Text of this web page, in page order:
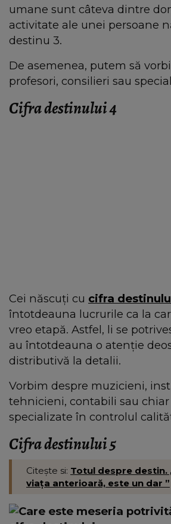
umane sunt câteva dintre
activitate ale unei persoane
destinu 3.
De asemenea, putem să
profesori, consilieri sau
Cifra destinului 4
Cei născuți cu cifra
întotdeauna lucrurile ca la
vreo etapă. Astfel, li se
au întotdeauna o atenție
distributivă la detalii.
Vorbim despre muzicieni,
tehnicieni, contabili sau chiar
specializate în controlul
Cifra destinului 5
Citește si: Totul despre destin.
viața anterioară, este un dar ”